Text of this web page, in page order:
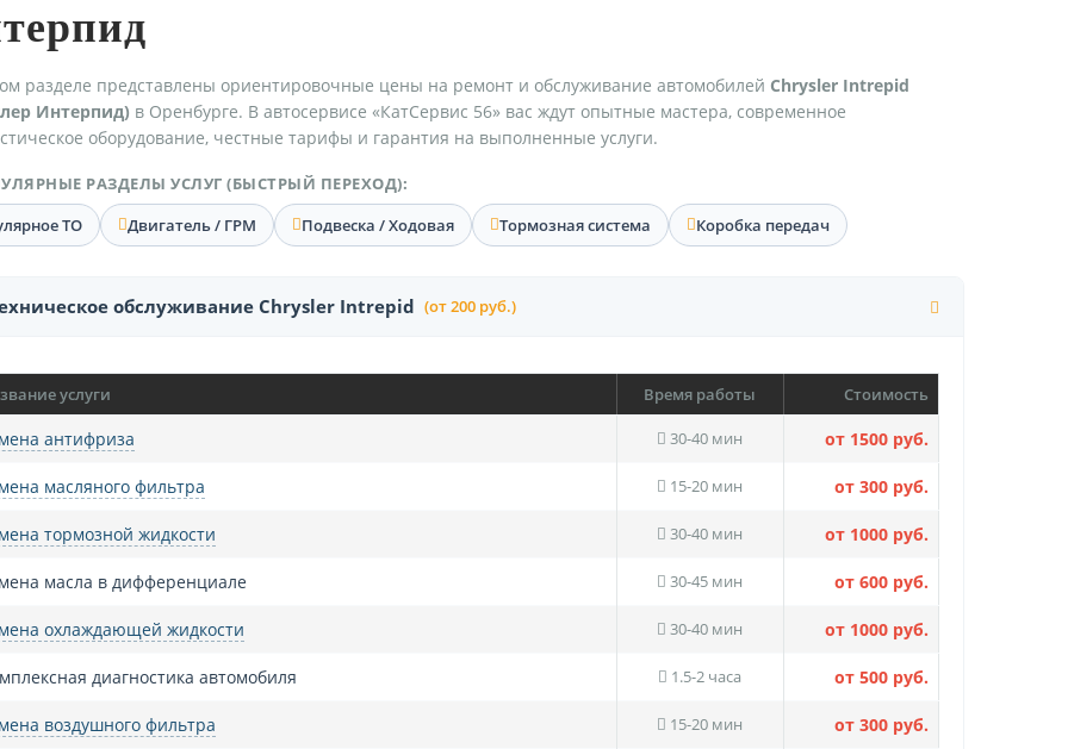
разделе представлены ориентировочные цены на ремонт и обслуживание автомобилей Chrysler Intrepid
Интерпид) в Оренбурге. В автосервисе «КатСервис 56» вас ждут опытные мастера, современное
оборудование, честные тарифы и гарантия на выполненные услуги.
РАЗДЕЛЫ УСЛУГ (БЫСТРЫЙ ПЕРЕХОД):
ТО
Двигатель / ГРМ Подвеска / Ходовая Тормозная система Коробка передач
обслуживание Chrysler Intrepid (от 200 руб.)
услуги Время работы Стоимость
антифриза 30-40 мин от 1500 руб.
масляного фильтра 15-20 мин от 300 руб.
тормозной жидкости 30-40 мин от 1000 руб.
масла в дифференциале 30-45 мин от 600 руб.
охлаждающей жидкости 30-40 мин от 1000 руб.
диагностика автомобиля 1.5-2 часа от 500 руб.
воздушного фильтра 15-20 мин от 300 руб.